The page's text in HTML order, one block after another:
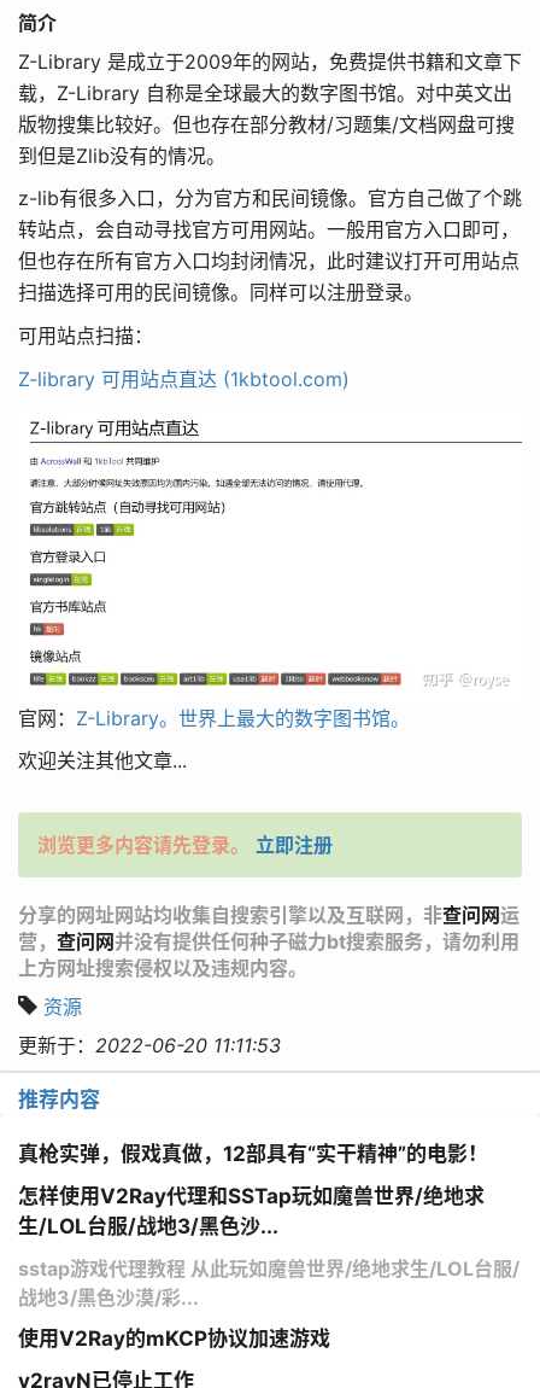
简介
Z-Library 是成立于2009年的网站，免费提供书籍和文章下
载，Z-Library 自称是全球最大的数字图书馆。对中英文出
版物搜集比较好。但也存在部分教材/习题集/文档网盘可搜
到但是Zlib没有的情况。
z-lib有很多入口，分为官方和民间镜像。官方自己做了个跳
转站点，会自动寻找官方可用网站。一般用官方入口即可，
但也存在所有官方入口均封闭情况，此时建议打开可用站点
扫描选择可用的民间镜像。同样可以注册登录。
可用站点扫描：
Z-library 可用站点直达 (1kbtool.com)
官网： Z-Library。世界上最大的数字图书馆。
欢迎关注其他文章...
浏览更多内容请先登录。 立即注册
分享的网址网站均收集自搜索引擎以及互联网，非查问网运
营， 查问网并没有提供任何种子磁力bt搜索服务，请勿利用
上方网址搜索侵权以及违规内容。
资源
更新于： 2022-06-20 11:11:53
推荐内容
真枪实弹，假戏真做，12部具有“实干精神”的电影！
怎样使用V2Ray代理和SSTap玩如魔兽世界/绝地求
生/LOL台服/战地3/黑色沙...
sstap游戏代理教程 从此玩如魔兽世界/绝地求生/LOL台服/
战地3/黑色沙漠/彩...
使用V2Ray的mKCP协议加速游戏
v2rayN已停止工作